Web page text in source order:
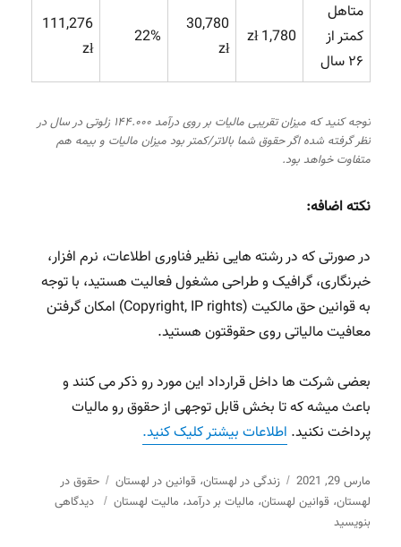
متاهل
کمتر از
۲۶ سال
1,780 zł
30,780
zł
22%
111,276
zł
توجه کنید که میزان تقریبی مالیات بر روی درآمد ۱۴۴.۰۰۰ زلوتی در سال در
نظر گرفته شده اگر حقوق شما بالاتر/کمتر بود میزان مالیات و بیمه هم
متفاوت خواهد بود.
نکته اضافه:
در صورتی که در رشته هایی نظیر فناوری اطلاعات، نرم افزار،
خبرنگاری، گرافیک و طراحی مشغول فعالیت هستید، با توجه
به قوانین حق مالکیت (Copyright, IP rights) امکان گرفتن
معافیت مالیاتی روی حقوقتون هستید.
بعضی شرکت ها داخل قرارداد این مورد رو ذکر می کنند و
باعث میشه که تا بخش قابل توجهی از حقوق رو مالیات
پرداخت نکنید. اطلاعات بیشتر کلیک کنید.
ارسال
شده
در
مارس 29, 2021 دسته‌ها
زندگی در لهستان،قوانین در لهستان برچسب‌ها
حقوق در
لهستان،قوانین لهستان، مالیات بر درآمد، مالیت لهستان
برای
دیدگاهی
بنویسید